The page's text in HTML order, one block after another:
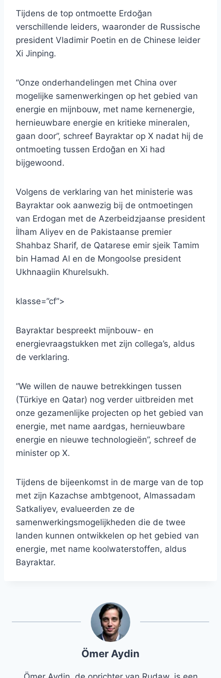
Tijdens de top ontmoette Erdoğan
verschillende leiders, waaronder de Russische
president Vladimir Poetin en de Chinese leider
Xi Jinping.
“Onze onderhandelingen met China over
mogelijke samenwerkingen op het gebied van
energie en mijnbouw, met name kernenergie,
hernieuwbare energie en kritieke mineralen,
gaan door”, schreef Bayraktar op X nadat hij de
ontmoeting tussen Erdoğan en Xi had
bijgewoond.
Volgens de verklaring van het ministerie was
Bayraktar ook aanwezig bij de ontmoetingen
van Erdogan met de Azerbeidzjaanse president
İlham Aliyev en de Pakistaanse premier
Shahbaz Sharif, de Qatarese emir sjeik Tamim
bin Hamad Al en de Mongoolse president
Ukhnaagiin Khurelsukh.
klasse=”cf”>
Bayraktar bespreekt mijnbouw- en
energievraagstukken met zijn collega’s, aldus
de verklaring.
“We willen de nauwe betrekkingen tussen
(Türkiye en Qatar) nog verder uitbreiden met
onze gezamenlijke projecten op het gebied van
energie, met name aardgas, hernieuwbare
energie en nieuwe technologieën”, schreef de
minister op X.
Tijdens de bijeenkomst in de marge van de top
met zijn Kazachse ambtgenoot, Almassadam
Satkaliyev, evalueerden ze de
samenwerkingsmogelijkheden die de twee
landen kunnen ontwikkelen op het gebied van
energie, met name koolwaterstoffen, aldus
Bayraktar.
Ömer Aydin